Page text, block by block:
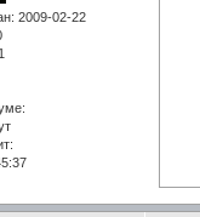
: 2009-02-22